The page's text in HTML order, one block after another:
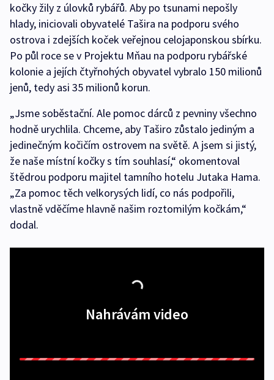
kočky žily z úlovků rybářů. Aby po tsunami nepošly
hlady, iniciovali obyvatelé Tašira na podporu svého
ostrova i zdejších koček veřejnou celojaponskou sbírku.
Po půl roce se v Projektu Mňau na podporu rybářské
kolonie a jejích čtyřnohých obyvatel vybralo 150 milionů
jenů, tedy asi 35 milionů korun.
„Jsme soběstační. Ale pomoc dárců z pevniny všechno
hodně urychlila. Chceme, aby Taširo zůstalo jediným a
jedinečným kočičím ostrovem na světě. A jsem si jistý,
že naše místní kočky s tím souhlasí,“ okomentoval
štědrou podporu majitel tamního hotelu Jutaka Hama.
„Za pomoc těch velkorysých lidí, co nás podpořili,
vlastně vděčíme hlavně našim roztomilým kočkám,“
dodal.
Nahrávám video